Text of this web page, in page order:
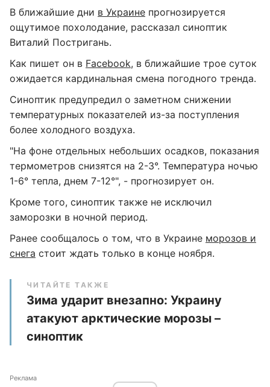
В ближайшие дни в Украине прогнозируется
ощутимое похолодание, рассказал синоптик
Виталий Постригань.
Как пишет он в Facebook, в ближайшие трое суток
ожидается кардинальная смена погодного тренда.
Синоптик предупредил о заметном снижении
температурных показателей из-за поступления
более холодного воздуха.
"На фоне отдельных небольших осадков, показания
термометров снизятся на 2-3°. Температура ночью
1-6° тепла, днем 7-12°", - прогнозирует он.
Кроме того, синоптик также не исключил
заморозки в ночной период.
Ранее сообщалось о том, что в Украине морозов и
снега стоит ждать только в конце ноября.
ЧИТАЙТЕ ТАКЖЕ
Зима ударит внезапно: Украину
атакуют арктические морозы –
синоптик
Реклама